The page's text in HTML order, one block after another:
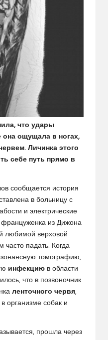
что удары
она ощущала в ногах,
Личинка этого
себе путь прямо в
сообщается история
в больницу с
и электрические
француженка из Дижона
любимой верховой
часто падать. Когда
томографию,
инфекцию в области
что в позвоночник
ленточного червя,
организме собак и
прошла через